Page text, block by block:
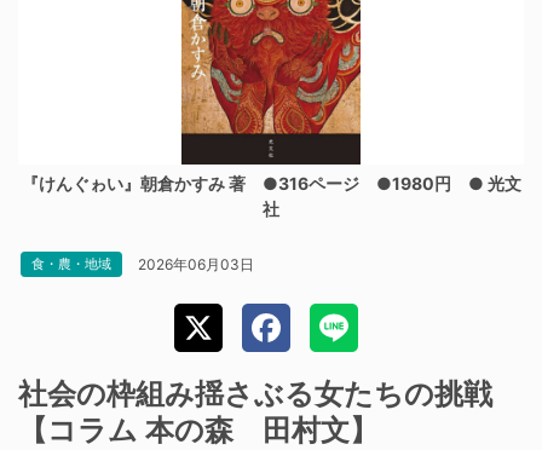
『けんぐゎい』朝倉かすみ 著 ●316ページ ●1980円 ● 光文
社
食・農・地域 2026年06月03日
社会の枠組み揺さぶる女たちの挑戦
【コラム 本の森 田村文】